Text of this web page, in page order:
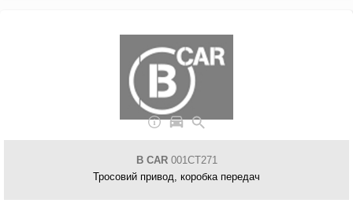
B CAR001CT271
Тросовий привод, коробка передач